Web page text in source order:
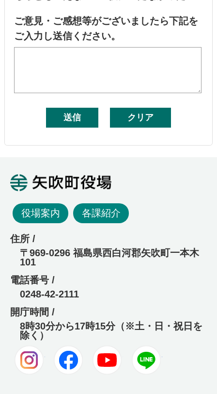
ご意見・ご感想等がございましたら下記を
ご入力し送信ください。
役場案内 各課紹介
住所 /
〒969-0296 福島県西白河郡矢吹町一本木
101
電話番号 /
0248-42-2111
開庁時間 /
8時30分から17時15分（※土・日・祝日を
除く）
Instagram Facebook Youtube